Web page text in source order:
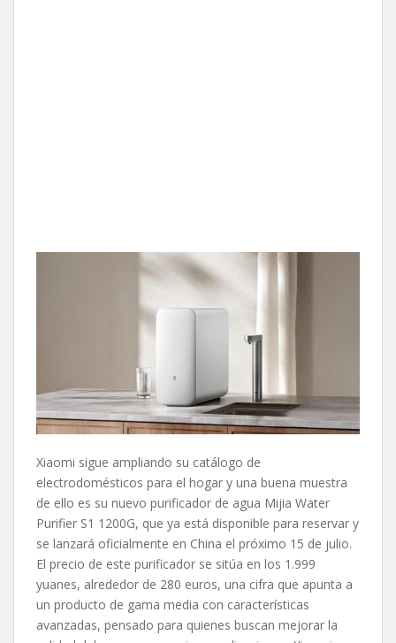
Xiaomi sigue ampliando su catálogo de
electrodomésticos para el hogar y una buena muestra
de ello es su nuevo purificador de agua Mijia Water
Purifier S1 1200G, que ya está disponible para reservar y
se lanzará oficialmente en China el próximo 15 de julio.
El precio de este purificador se sitúa en los 1.999
yuanes, alrededor de 280 euros, una cifra que apunta a
un producto de gama media con características
avanzadas, pensado para quienes buscan mejorar la